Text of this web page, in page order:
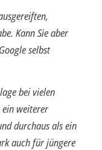
Kann Sie aber
selbst
bei vielen
ein weiterer
durchaus als ein
auch für jüngere